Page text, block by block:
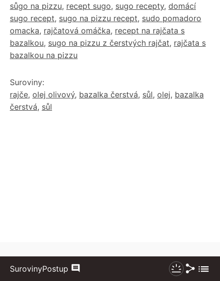
SurovinyPostup Komentáře
Nezhasínat
Sdílet
sůgo na pizzu, recept sugo, sugo recepty, domácí
sugo recept, sugo na pizzu recept, sudo pomadoro
omacka, rajčatová omáčka, recept na rajčata s
bazalkou, sugo na pizzu z čerstvých rajčat, rajčata s
bazalkou na pizzu
Suroviny:
rajče, olej olivový, bazalka čerstvá, sůl, olej, bazalka
čerstvá, sůl